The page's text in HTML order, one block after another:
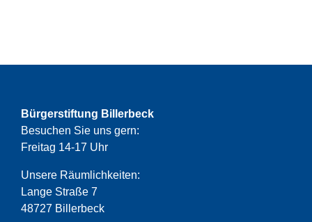
Bürgerstiftung Billerbeck
Besuchen Sie uns gern:
Freitag 14-17 Uhr
Unsere Räumlichkeiten:
Lange Straße 7
48727 Billerbeck